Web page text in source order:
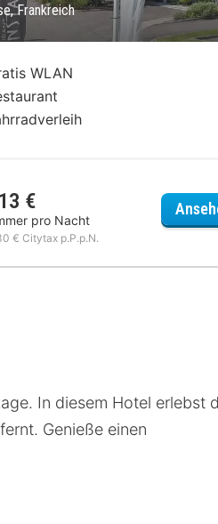
Frankreich
WLAN
€
pro Nacht
€ Citytax p.P.p.N.
In diesem Hotel erlebst
Genieße einen